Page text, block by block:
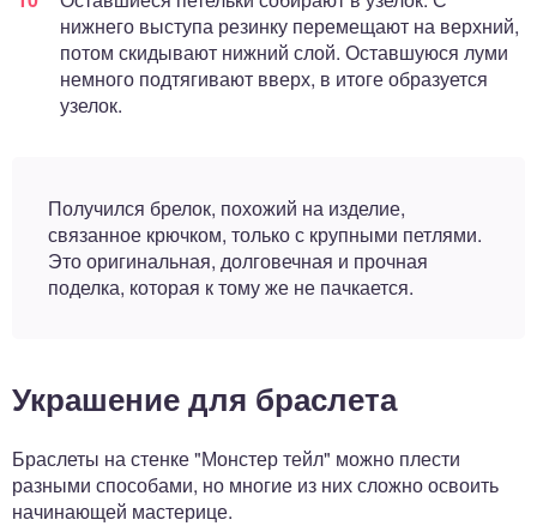
нижнего выступа резинку перемещают на верхний,
потом скидывают нижний слой. Оставшуюся луми
немного подтягивают вверх, в итоге образуется
узелок.
Получился брелок, похожий на изделие,
связанное крючком, только с крупными петлями.
Это оригинальная, долговечная и прочная
поделка, которая к тому же не пачкается.
Украшение для браслета
Браслеты на стенке "Монстер тейл" можно плести
разными способами, но многие из них сложно освоить
начинающей мастерице.